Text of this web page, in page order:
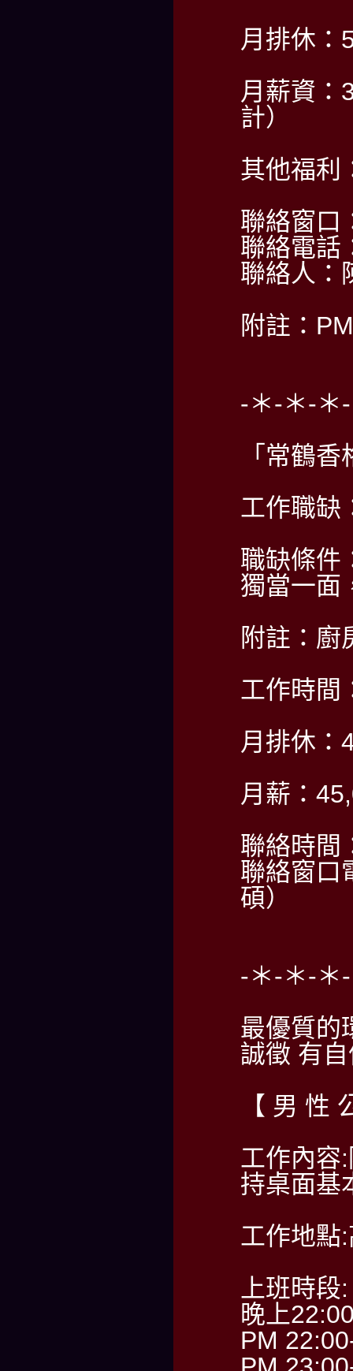
月排休：
月薪資：
計）
其他福利
聯絡窗口
聯絡電話
聯絡人：
附註：
-＊-＊-＊
「常鶴
工作職缺
職缺條件
獨當一面
附註：廚
工作時間
月排休：
月薪：
聯絡時間
聯絡窗口
碩）
-＊-＊-＊
最優質的
誠徵 有
【 男 性
工作內容
持桌面基
工作地點
上班時段:
晚上
PM